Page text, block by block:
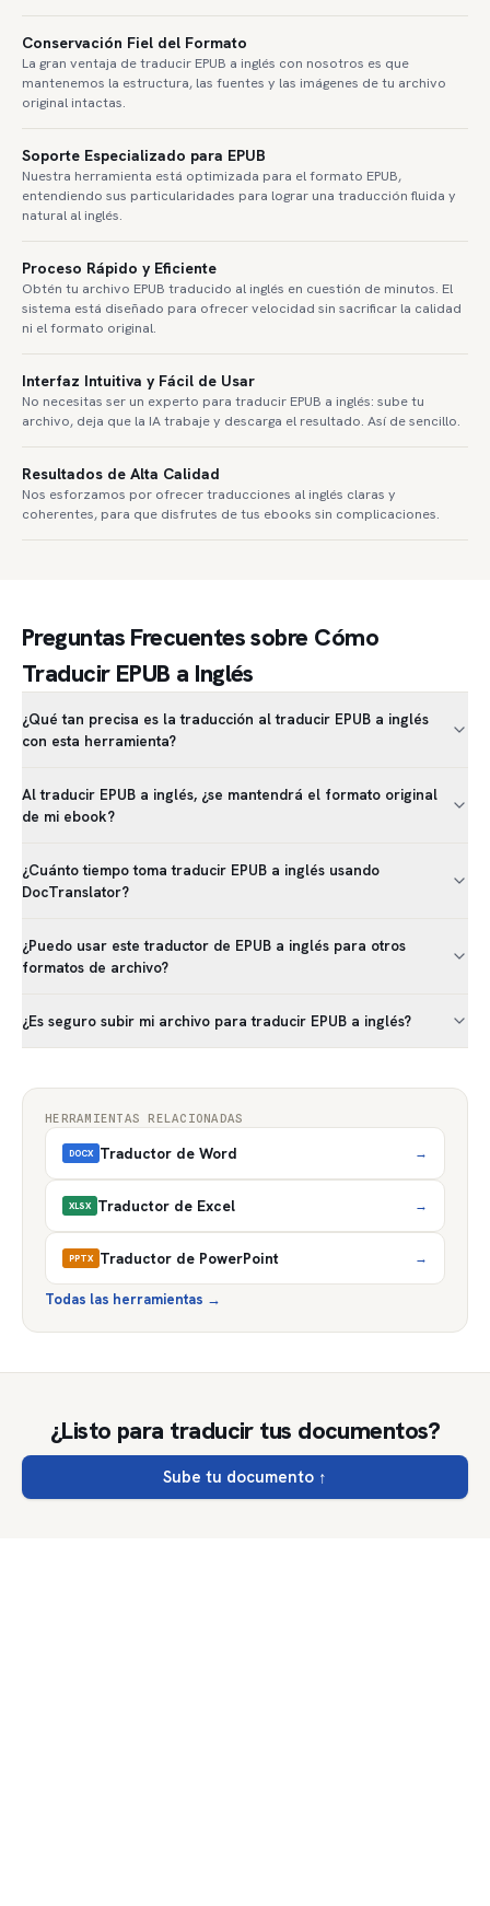
Conservación Fiel del Formato
La gran ventaja de traducir EPUB a inglés con nosotros es que
mantenemos la estructura, las fuentes y las imágenes de tu archivo
original intactas.
Soporte Especializado para EPUB
Nuestra herramienta está optimizada para el formato EPUB,
entendiendo sus particularidades para lograr una traducción fluida y
natural al inglés.
Proceso Rápido y Eficiente
Obtén tu archivo EPUB traducido al inglés en cuestión de minutos. El
sistema está diseñado para ofrecer velocidad sin sacrificar la calidad
ni el formato original.
Interfaz Intuitiva y Fácil de Usar
No necesitas ser un experto para traducir EPUB a inglés: sube tu
archivo, deja que la IA trabaje y descarga el resultado. Así de sencillo.
Resultados de Alta Calidad
Nos esforzamos por ofrecer traducciones al inglés claras y
coherentes, para que disfrutes de tus ebooks sin complicaciones.
Preguntas Frecuentes sobre Cómo
Traducir EPUB a Inglés
¿Qué tan precisa es la traducción al traducir EPUB a inglés
con esta herramienta?
Al traducir EPUB a inglés, ¿se mantendrá el formato original
de mi ebook?
¿Cuánto tiempo toma traducir EPUB a inglés usando
DocTranslator?
¿Puedo usar este traductor de EPUB a inglés para otros
formatos de archivo?
¿Es seguro subir mi archivo para traducir EPUB a inglés?
HERRAMIENTAS RELACIONADAS
DOCX Traductor de Word →
XLSX Traductor de Excel →
PPTX Traductor de PowerPoint →
Todas las herramientas →
¿Listo para traducir tus documentos?
Sube tu documento ↑